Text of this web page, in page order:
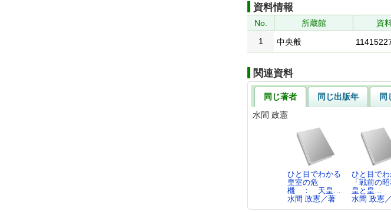
資料情報
No. 所蔵館 資
1
中央般
関連資料
同じ著者 同じ出版年 同
水間 政憲
ひと目でわかる
皇室の危
機 ： 天皇…
水間 政憲／著
ひと目でわ
「戦前の
皇と皇…
水間 政憲